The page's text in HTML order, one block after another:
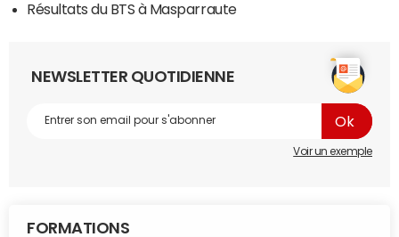
Résultats du BTS à Masparraute
NEWSLETTER QUOTIDIENNE
Voir un exemple
FORMATIONS